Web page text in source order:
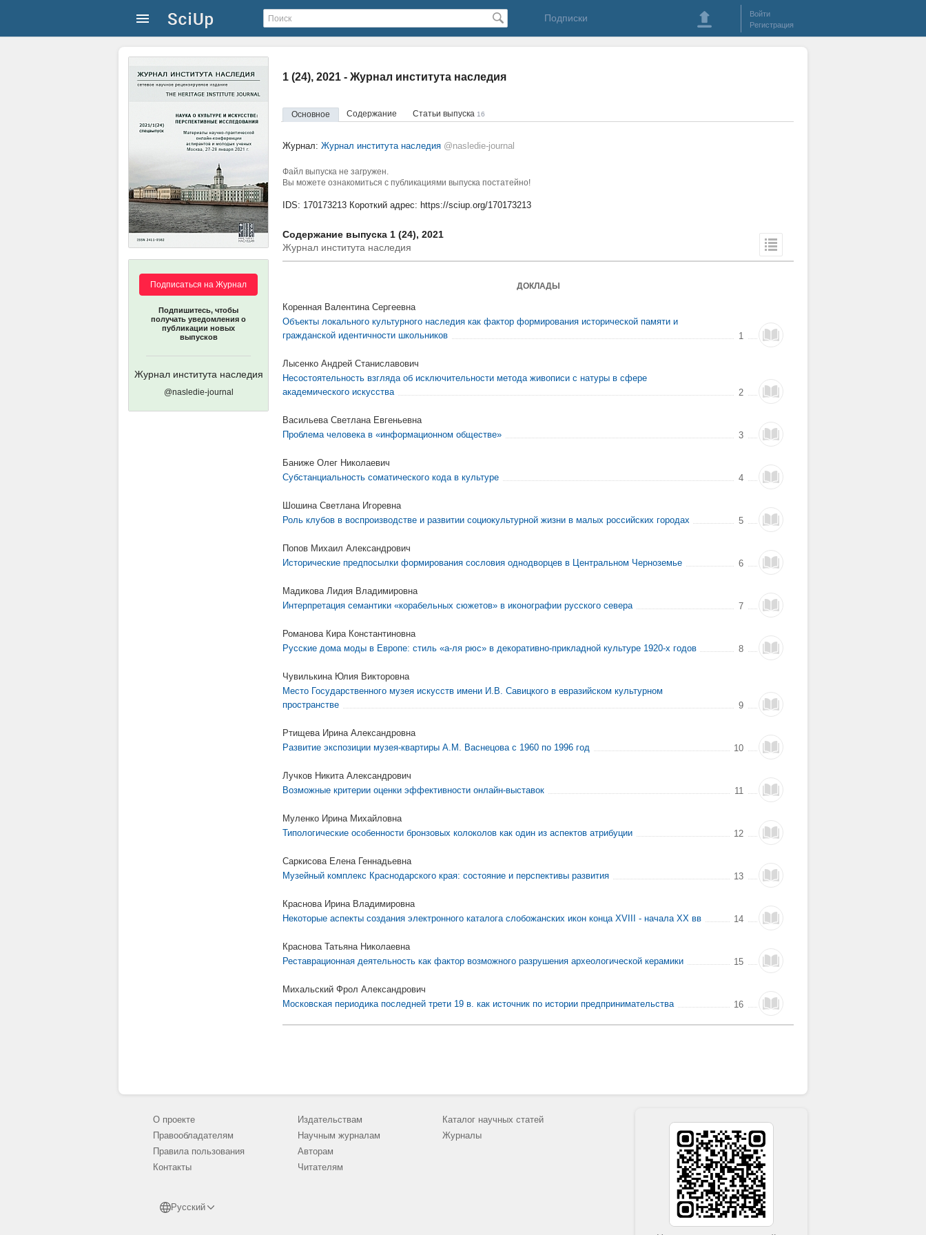
Подписки
Войти
Регистрация
1 (24), 2021 - Журнал института наследия
Основное Содержание Статьи выпуска 16
Подписаться на Журнал
Подпишитесь, чтобы
получать уведомления о
публикации новых
выпусков
Журнал института наследия
@nasledie-journal
Журнал: Журнал института наследия @nasledie-journal
Файл выпуска не загружен.
Вы можете ознакомиться с публикациями выпуска постатейно!
IDS: 170173213 Короткий адрес: https://sciup.org/170173213
Содержание выпуска 1 (24), 2021
Журнал института наследия
ДОКЛАДЫ
Коренная Валентина Сергеевна
Объекты локального культурного наследия как фактор формирования исторической памяти и
гражданской идентичности школьников
1
Лысенко Андрей Станиславович
Несостоятельность взгляда об исключительности метода живописи с натуры в сфере
академического искусства
2
Васильева Светлана Евгеньевна
Проблема человека в «информационном обществе»
3
Баниже Олег Николаевич
Субстанциальность соматического кода в культуре
4
Шошина Светлана Игоревна
Роль клубов в воспроизводстве и развитии социокультурной жизни в малых российских городах
5
Попов Михаил Александрович
Исторические предпосылки формирования сословия однодворцев в Центральном Черноземье
6
Мадикова Лидия Владимировна
Интерпретация семантики «корабельных сюжетов» в иконографии русского севера
7
Романова Кира Константиновна
Русские дома моды в Европе: стиль «а-ля рюс» в декоративно-прикладной культуре 1920-х годов
8
Чувилькина Юлия Викторовна
Место Государственного музея искусств имени И.В. Савицкого в евразийском культурном
пространстве
9
Ртищева Ирина Александровна
Развитие экспозиции музея-квартиры А.М. Васнецова с 1960 по 1996 год
10
Лучков Никита Александрович
Возможные критерии оценки эффективности онлайн-выставок
11
Муленко Ирина Михайловна
Типологические особенности бронзовых колоколов как один из аспектов атрибуции
12
Саркисова Елена Геннадьевна
Музейный комплекс Краснодарского края: состояние и перспективы развития
13
Краснова Ирина Владимировна
Некоторые аспекты создания электронного каталога слобожанских икон конца XVIII - начала XX вв
14
Краснова Татьяна Николаевна
Реставрационная деятельность как фактор возможного разрушения археологической керамики
15
Михальский Фрол Александрович
Московская периодика последней трети 19 в. как источник по истории предпринимательства
16
О проекте
Правообладателям
Правила пользования
Контакты
Русский
Издательствам
Научным журналам
Авторам
Читателям
Каталог научных статей
Журналы